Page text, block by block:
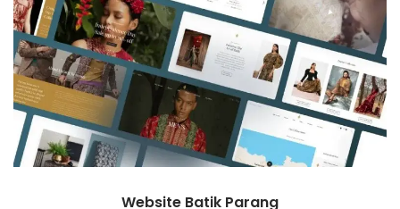
Website Batik Parang